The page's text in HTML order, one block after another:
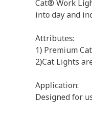
Cat® Work
into day and
Attributes:
1) Premium
2)Cat Lights
Application:
Designed for